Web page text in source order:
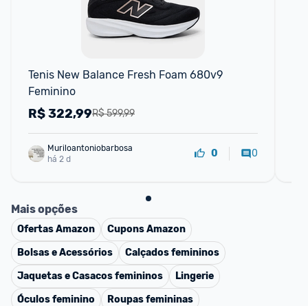
Tenis New Balance Fresh Foam 680v9
Feminino
R$ 599,99
R$322,99
Muriloantoniobarbosa
há 2 d
0 0
Mais opções
OfertasAmazon CuponsAmazon
Bolsas e Acessórios
Calçados femininos
Jaquetas e Casacos femininos
Lingerie
Óculos feminino
Roupas femininas